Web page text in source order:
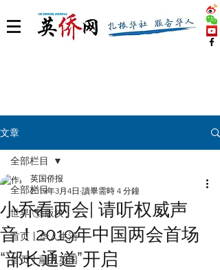
文章
全部栏目
世界 🌎 版块
首页丨华人生活
首页丨融入英国
全部栏目
小乔看两会| 请听权威声
音！2019年中国两会首场
“部长通道”开启
英国侨报
2019年3月4日 讀畢需時 4 分鐘